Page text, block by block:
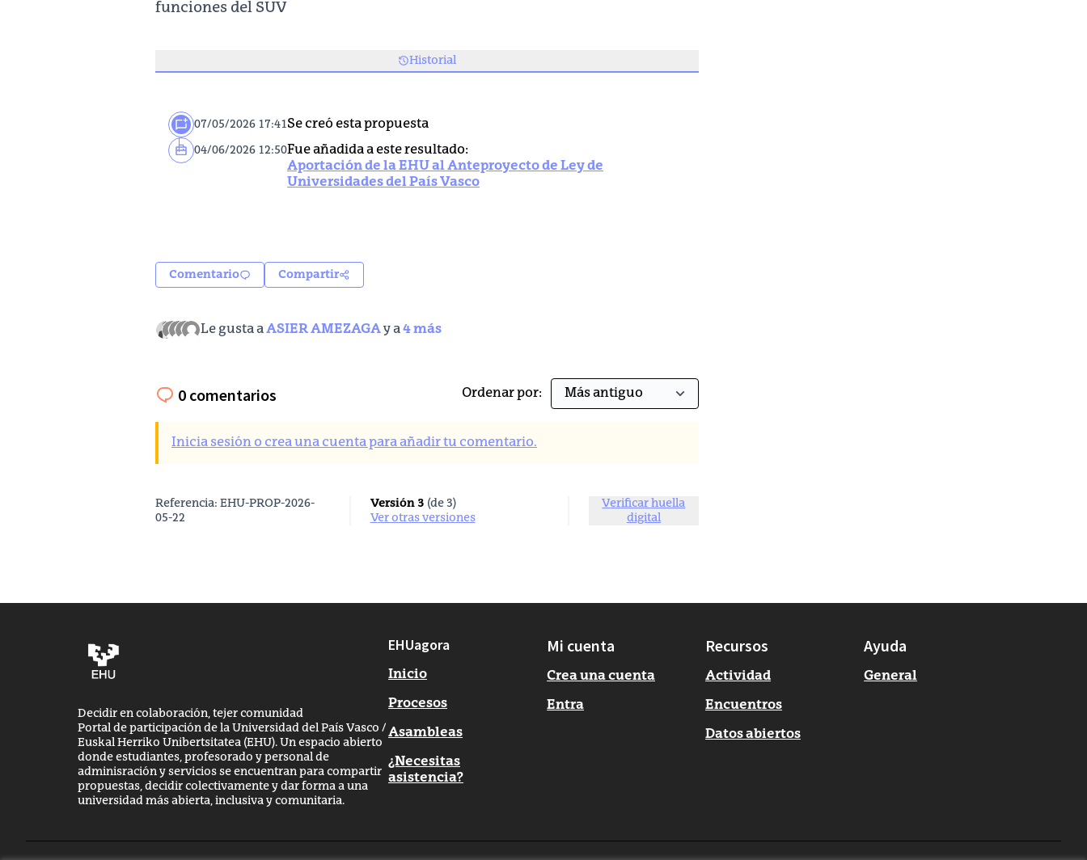
funciones del SUV
Historial
07/05/2026 17:41Se creó esta propuesta
04/06/2026 12:50Fue añadida a este resultado:
Aportación de la EHU al Anteproyecto de Ley de
Universidades del País Vasco
Comentario Compartir
Le gusta aASIER AMEZAGAy a 4 más
0 comentarios Ordenar por:
Inicia sesión o crea una cuenta para añadir tu comentario.
Referencia: EHU-PROP-2026-
05-22
Versión 3 (de 3)
ver otras versiones
Verificar huella
digital
Decidir en colaboración, tejer comunidad
Portal de participación de la Universidad del País Vasco /
Euskal Herriko Unibertsitatea (EHU). Un espacio abierto
donde estudiantes, profesorado y personal de
adminisración y servicios se encuentran para compartir
propuestas, decidir colectivamente y dar forma a una
universidad más abierta, inclusiva y comunitaria.
EHUagora
Inicio
Procesos
Asambleas
¿Necesitas
asistencia?
Mi cuenta
Crea una cuenta
Entra
Recursos
Actividad
Encuentros
Datos abiertos
Ayuda
General